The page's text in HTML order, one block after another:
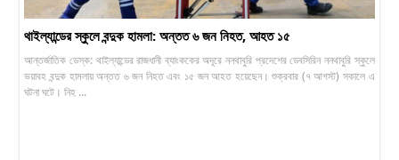
থাইল্যান্ডের স্কুলে বন্দুক হামলা: অন্তত ৬ জন নিহত, আহত ১৫
আন্তর্জাতিক ডেস্ক: থাইল্যান্ডের রাজধানী ব্যাংককের অদূরে ননথাবুরি প্রদেশের ডেবসিরিন ননথাবুরি স্কুলে
ভয়াবহ বন্দুক হামলায় অন্তত ৬ জন নিহত এবং ১৫ জন আহত হয়েছেন। শুক্রবার (৭ আগস্ট) সকালে এ
ঘটনা ঘটে। নিহ ...